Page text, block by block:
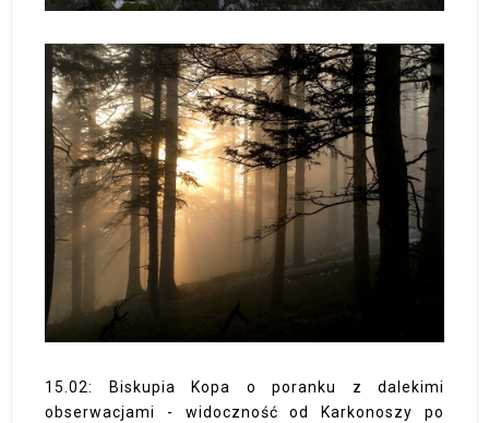
15.02: Biskupia Kopa o poranku z dalekimi
obserwacjami - widoczność od Karkonoszy po